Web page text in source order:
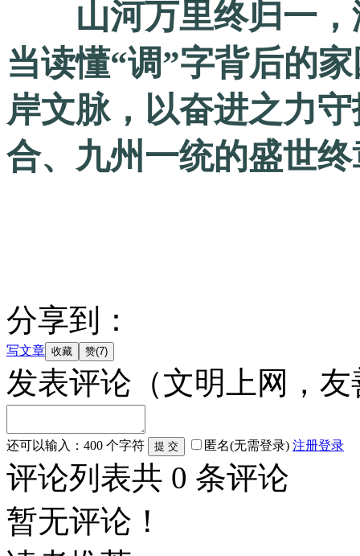
山河万里终归一，
当读懂“调”字背后的
岸文脉，以奋进之力
合、九州一统的盛世
分享到：
写文章
发表评论 （文明上网，
还可以输入： 400 个字符 匿名(无需登录) 注册登录
评论列表共 0 条评论
暂无评论！